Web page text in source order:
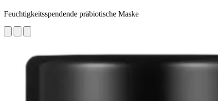
Feuchtigkeitsspendende präbiotische Maske